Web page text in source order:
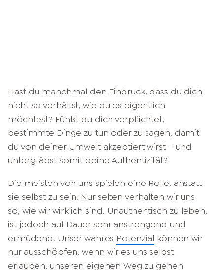
Hast du manchmal den Eindruck, dass du dich
nicht so verhältst, wie du es eigentlich
möchtest? Fühlst du dich verpflichtet,
bestimmte Dinge zu tun oder zu sagen, damit
du von deiner Umwelt akzeptiert wirst – und
untergräbst somit deine Authentizität?
Die meisten von uns spielen eine Rolle, anstatt
sie selbst zu sein. Nur selten verhalten wir uns
so, wie wir wirklich sind. Unauthentisch zu leben,
ist jedoch auf Dauer sehr anstrengend und
ermüdend. Unser wahres Potenzial können wir
nur ausschöpfen, wenn wir es uns selbst
erlauben, unseren eigenen Weg zu gehen.